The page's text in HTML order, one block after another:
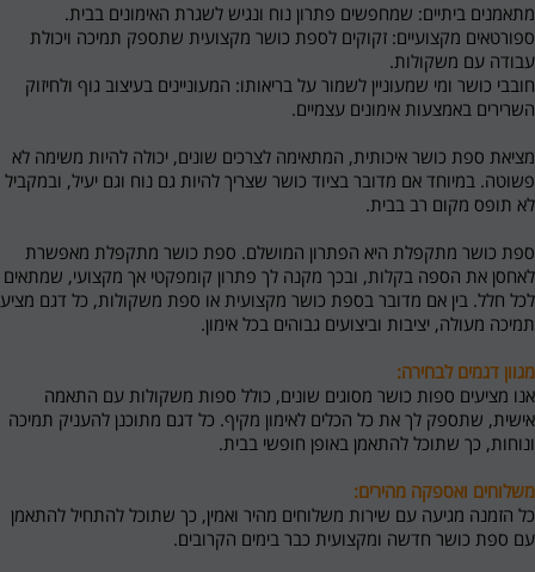
מתאמנים ביתיים: שמחפשים פתרון נוח ונגיש לשגרת האימונים בבית.
ספורטאים מקצועיים: זקוקים לספת כושר מקצועית שתספק תמיכה ויכולת
עבודה עם משקולות.
חובבי כושר ומי שמעוניין לשמור על בריאותו: המעוניינים בעיצוב גוף ולחיזוק
השרירים באמצעות אימונים עצמיים.
מציאת ספת כושר איכותית, המתאימה לצרכים שונים, יכולה להיות משימה לא
פשוטה. במיוחד אם מדובר בציוד כושר שצריך להיות גם נוח וגם יעיל, ובמקביל
לא תופס מקום רב בבית.
ספת כושר מתקפלת היא הפתרון המושלם. ספת כושר מתקפלת מאפשרת
לאחסן את הספה בקלות, ובכך מקנה לך פתרון קומפקטי אך מקצועי, שמתאים
לכל חלל. בין אם מדובר בספת כושר מקצועית או ספת משקולות, כל דגם מציע
תמיכה מעולה, יציבות וביצועים גבוהים בכל אימון.
מגוון דגמים לבחירה:
אנו מציעים ספות כושר מסוגים שונים, כולל ספות משקולות עם התאמה
אישית, שתספק לך את כל הכלים לאימון מקיף. כל דגם מתוכנן להעניק תמיכה
ונוחות, כך שתוכל להתאמן באופן חופשי בבית.
משלוחים ואספקה מהירים:
כל הזמנה מגיעה עם שירות משלוחים מהיר ואמין, כך שתוכל להתחיל להתאמן
עם ספת כושר חדשה ומקצועית כבר בימים הקרובים.